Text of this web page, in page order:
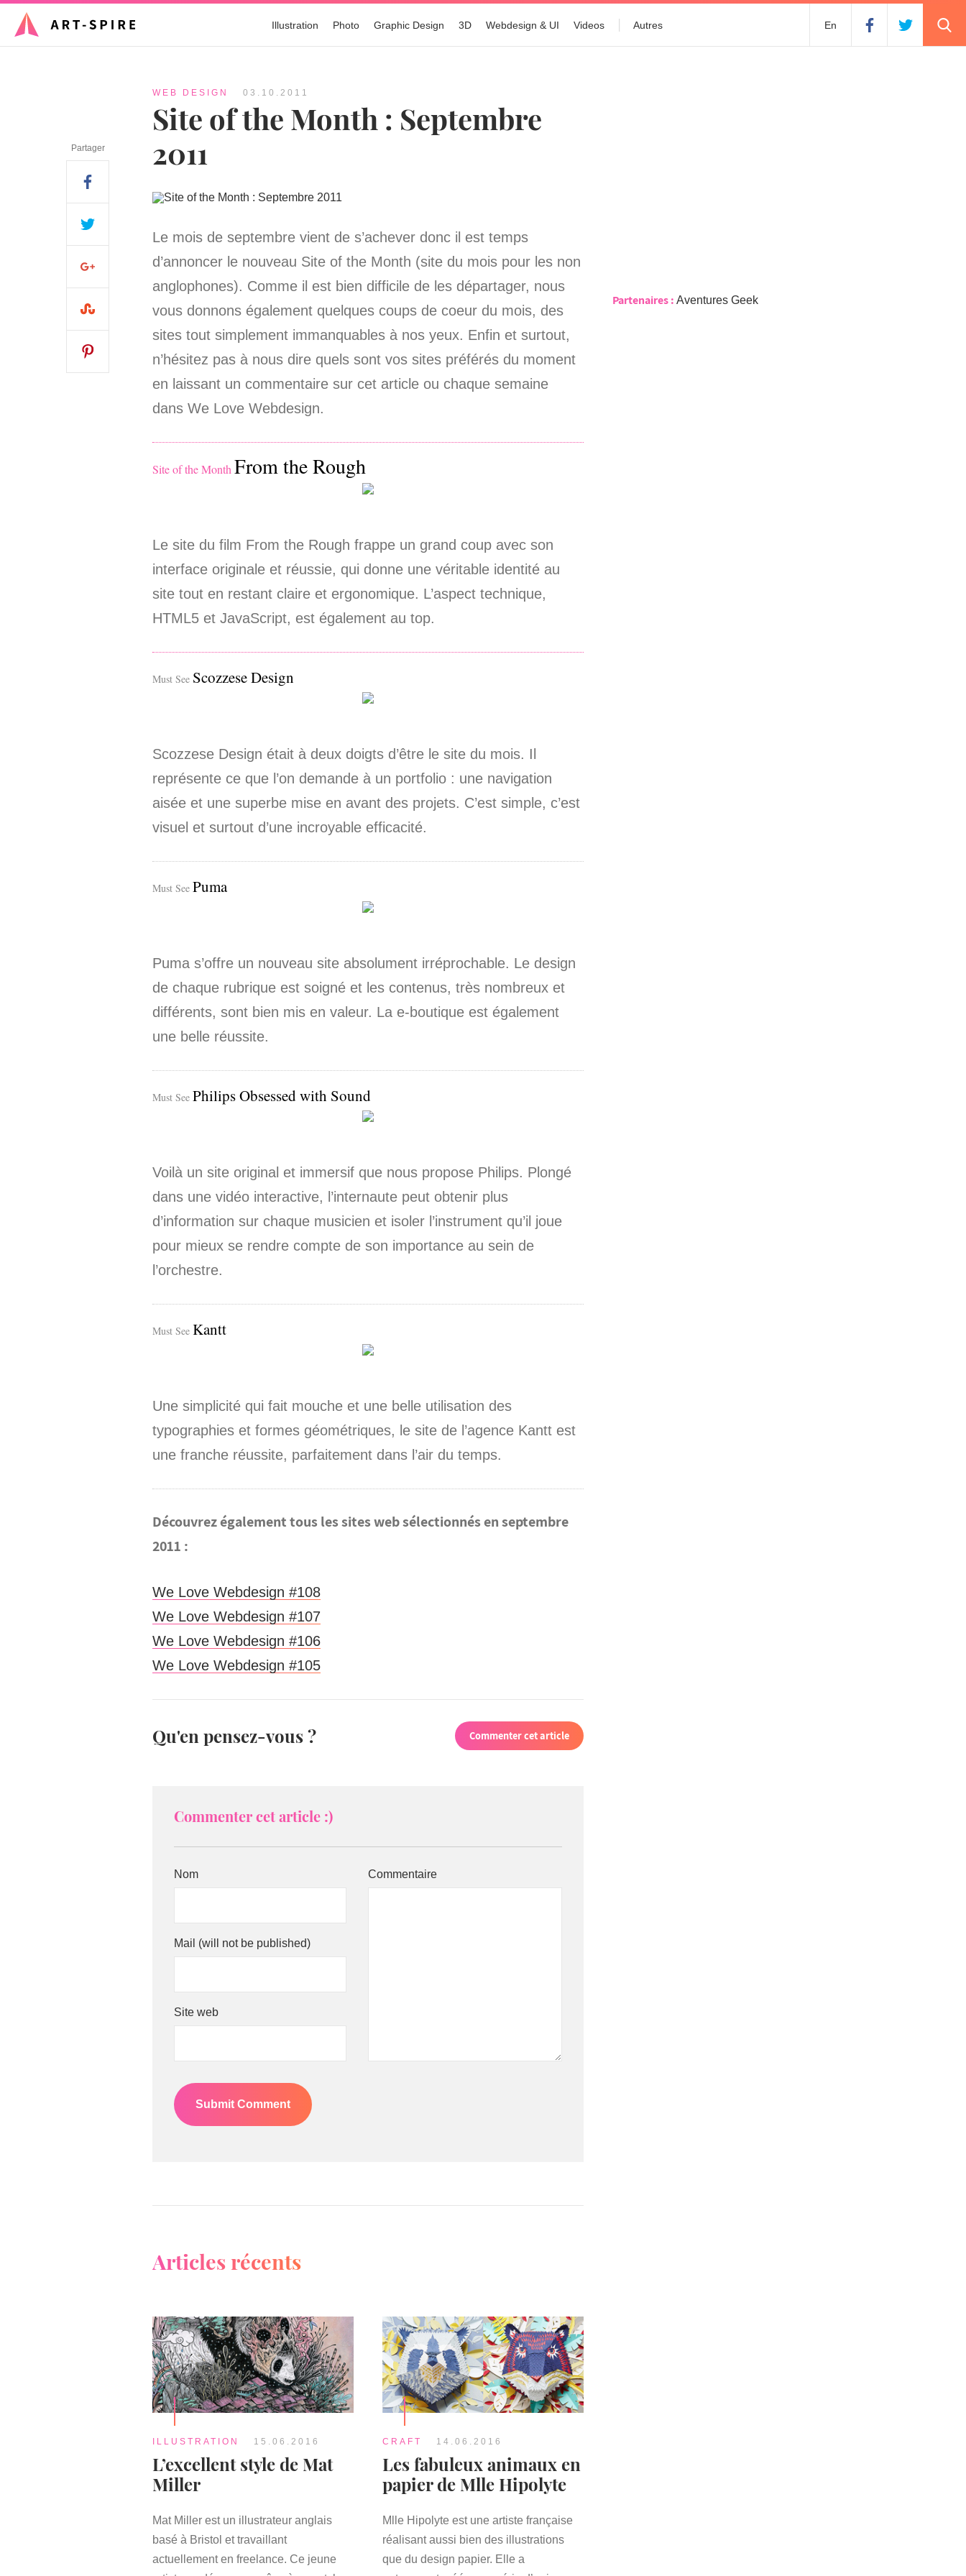
Illustration Photo Graphic Design 3D Webdesign & UI Videos Autres En
Partenaires : Aventures Geek
WEB DESIGN 03.10.2011
Site of the Month : Septembre
2011
Le mois de septembre vient de s’achever donc il est temps
d’annoncer le nouveau Site of the Month (site du mois pour les non
anglophones). Comme il est bien difficile de les départager, nous
vous donnons également quelques coups de coeur du mois, des
sites tout simplement immanquables à nos yeux. Enfin et surtout,
n’hésitez pas à nous dire quels sont vos sites préférés du moment
en laissant un commentaire sur cet article ou chaque semaine
dans We Love Webdesign.
Site of the Month From the Rough
Le site du film From the Rough frappe un grand coup avec son
interface originale et réussie, qui donne une véritable identité au
site tout en restant claire et ergonomique. L’aspect technique,
HTML5 et JavaScript, est également au top.
Must See Scozzese Design
Scozzese Design était à deux doigts d’être le site du mois. Il
représente ce que l’on demande à un portfolio : une navigation
aisée et une superbe mise en avant des projets. C’est simple, c’est
visuel et surtout d’une incroyable efficacité.
Must See Puma
Puma s’offre un nouveau site absolument irréprochable. Le design
de chaque rubrique est soigné et les contenus, très nombreux et
différents, sont bien mis en valeur. La e-boutique est également
une belle réussite.
Must See Philips Obsessed with Sound
Voilà un site original et immersif que nous propose Philips. Plongé
dans une vidéo interactive, l’internaute peut obtenir plus
d’information sur chaque musicien et isoler l’instrument qu’il joue
pour mieux se rendre compte de son importance au sein de
l’orchestre.
Must See Kantt
Une simplicité qui fait mouche et une belle utilisation des
typographies et formes géométriques, le site de l’agence Kantt est
une franche réussite, parfaitement dans l’air du temps.
Découvrez également tous les sites web sélectionnés en septembre
2011 :
We Love Webdesign #108
We Love Webdesign #107
We Love Webdesign #106
We Love Webdesign #105
Qu'en pensez-vous ? Commenter cet article
Commenter cet article :)
Nom
Mail (will not be published)
Site web
Commentaire
Partager
Articles récents
ILLUSTRATION 15.06.2016
L’excellent style de Mat
Miller
Mat Miller est un illustrateur anglais
basé à Bristol et travaillant
actuellement en freelance. Ce jeune
CRAFT 14.06.2016
Les fabuleux animaux en
papier de Mlle Hipolyte
Mlle Hipolyte est une artiste française
réalisant aussi bien des illustrations
que du design papier. Elle a